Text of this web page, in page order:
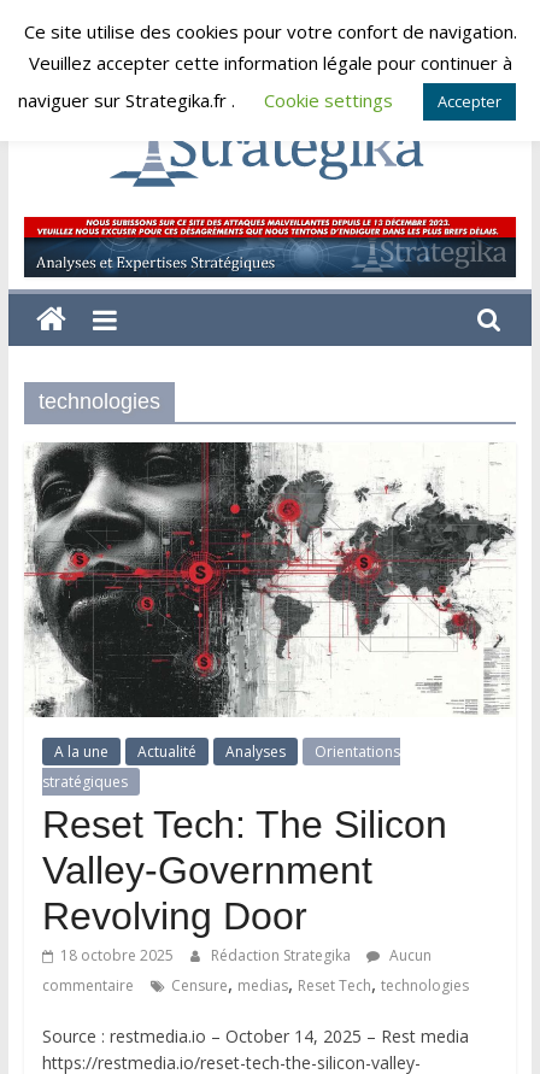
Skip
jeudi, août 6, 2026
Strategika
Expertise
et
Analyses
technologies
A la une Actualité Analyses
Orientations
stratégiques
Reset Tech: The Silicon
Valley-Government
Revolving Door
18 octobre 2025 Rédaction Strategika
Aucun
commentaire
Censure, medias, Reset Tech, technologies
Source : restmedia.io – October 14, 2025 – Rest media
https://restmedia.io/reset-tech-the-silicon-valley-
Ce site utilise des cookies pour votre confort de navigation.
Veuillez accepter cette information légale pour continuer à
naviguer sur Strategika.fr .
Cookie settings Accepter